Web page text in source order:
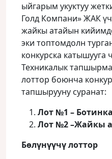
ыйгарым укуктуу
Голд Компани» ЖАК
жайкы атайын
эки топтомдолн
конкурска катышууга
Техникалык
лоттор боюнча
тапшырууну суранат:
Лот №1 –
Лот №2 –Жайкы
Бөлүнүүчү лоттор